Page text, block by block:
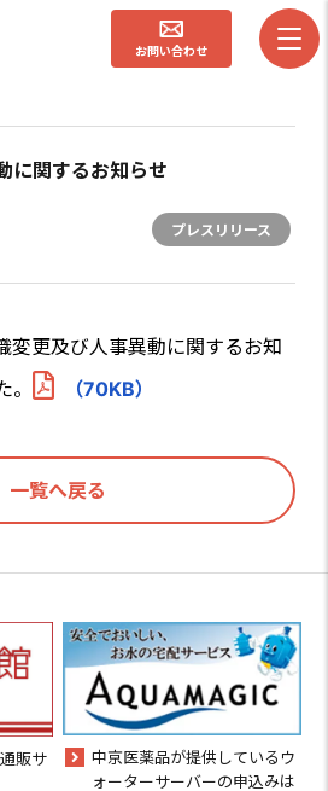
お問い合わせ
に関するお知らせ
プレスリリース
変更及び人事異動に関するお知
（70KB）
一覧へ戻る
販サ
中京医薬品が提供しているウ
ォーターサーバーの申込みは